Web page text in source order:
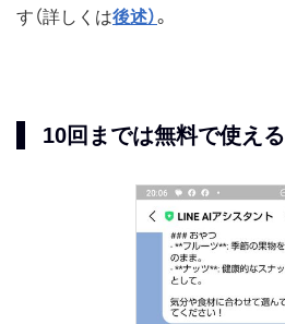
す（詳しくは後述）。
10回までは無料で使える